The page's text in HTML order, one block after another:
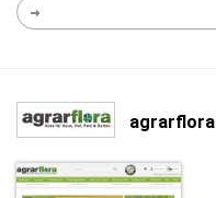
agrarflora